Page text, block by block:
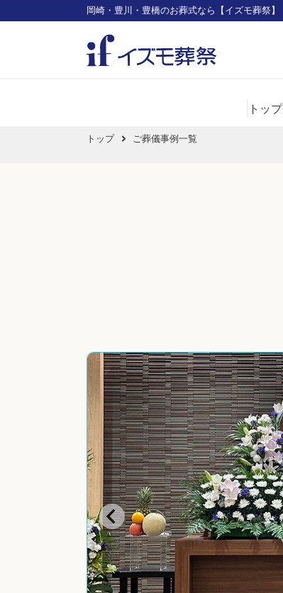
岡崎・豊川・豊橋のお葬式なら【イズモ葬祭】
トップ
トップ ご葬儀事例一覧